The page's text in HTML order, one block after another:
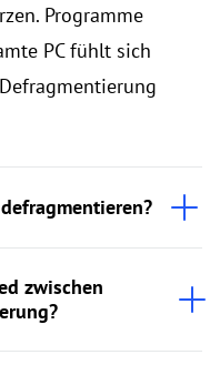
Programme
PC fühlt sich
zwischen